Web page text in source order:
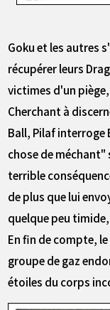
Goku et les autres
récupérer leurs
victimes d'un
Cherchant à
Ball, Pilaf interroge
chose de méchant"
terrible
de plus que lui
quelque peu
En fin de compte,
groupe de gaz
étoiles du corps